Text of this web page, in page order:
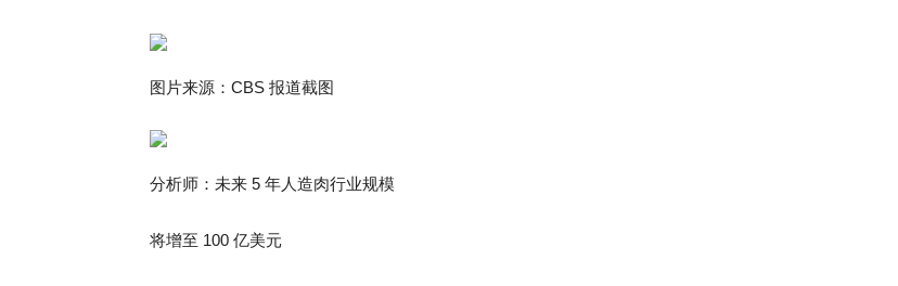
图片来源：CBS 报道截图
分析师：未来 5 年人造肉行业规模
将增至 100 亿美元